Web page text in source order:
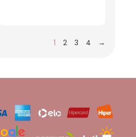
1 2 3 4 →